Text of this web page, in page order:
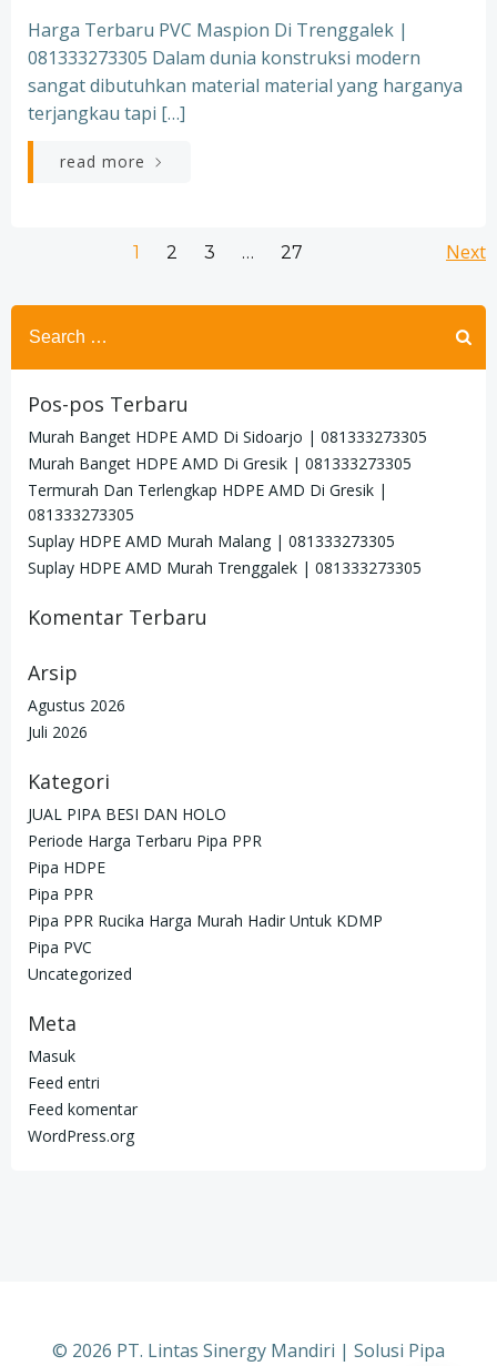
Harga Terbaru PVC Maspion Di Trenggalek |
081333273305 Dalam dunia konstruksi modern
sangat dibutuhkan material material yang harganya
terjangkau tapi […]
read more
navigation
Page
1 Page
2 Page
3 … Page
27 Next
Search
for:
Pos-pos Terbaru
Murah Banget HDPE AMD Di Sidoarjo | 081333273305
Murah Banget HDPE AMD Di Gresik | 081333273305
Termurah Dan Terlengkap HDPE AMD Di Gresik |
081333273305
Suplay HDPE AMD Murah Malang | 081333273305
Suplay HDPE AMD Murah Trenggalek | 081333273305
Komentar Terbaru
Arsip
Agustus 2026
Juli 2026
Kategori
JUAL PIPA BESI DAN HOLO
Periode Harga Terbaru Pipa PPR
Pipa HDPE
Pipa PPR
Pipa PPR Rucika Harga Murah Hadir Untuk KDMP
Pipa PVC
Uncategorized
Meta
Masuk
Feed entri
Feed komentar
WordPress.org
© 2026 PT. Lintas Sinergy Mandiri | Solusi Pipa